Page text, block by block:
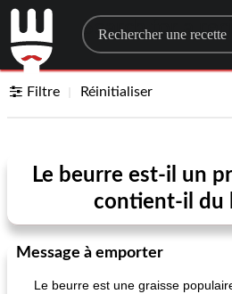
Search for a
Filtre Réinitialiser
Le beurre est-il un
contient-il du
Message à emporter
Le beurre est une graisse